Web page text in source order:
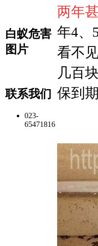
白蚁危害
图片
联系我们
023-
65471816
两年
年4、
看不
几百
保到